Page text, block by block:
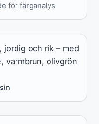
för färganalys
jordig och rik – med
varmbrun, olivgrön